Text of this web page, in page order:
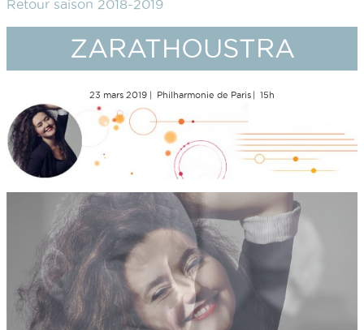
Retour saison 2018-2019
ZARATHOUSTRA
23 mars 2019 Philharmonie de Paris 15h